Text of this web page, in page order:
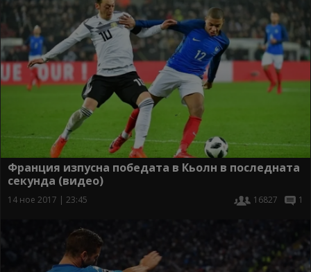
Франция изпусна победата в Кьолн в последната
секунда (видео)
14 ное 2017 | 23:45 16827 1